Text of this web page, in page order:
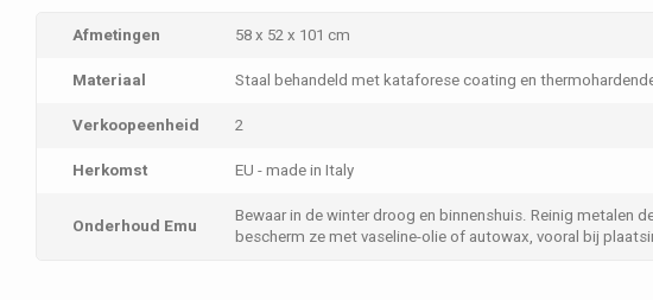
Afmetingen
58 x 52 x 101 cm
Materiaal
Staal behandeld met kataforese coating en
Verkoopeenheid
2
Herkomst
EU - made in Italy
Onderhoud Emu
Bewaar in de winter droog en binnenshuis. Reinig metalen
bescherm ze met vaseline-olie of autowax, vooral bij